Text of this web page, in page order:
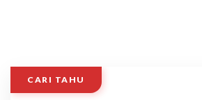
CARI TAHU